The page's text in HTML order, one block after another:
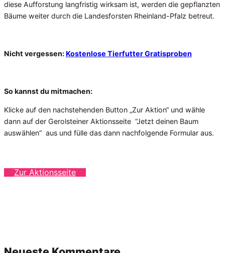
diese Aufforstung langfristig wirksam ist, werden die gepflanzten
Bäume weiter durch die Landesforsten Rheinland-Pfalz betreut.
Nicht vergessen:Kostenlose Tierfutter Gratisproben
So kannst du mitmachen:
Klicke auf den nachstehenden Button „Zur Aktion“ und wähle
dann auf der Gerolsteiner Aktionsseite “Jetzt deinen Baum
auswählen” aus und fülle das dann nachfolgende Formular aus.
Zur Aktionsseite